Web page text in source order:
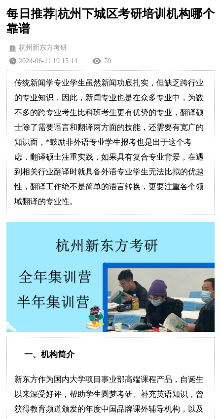
每日推荐|杭州下城区考研培训机构哪个
靠谱
杭州新东方考研
2024-06-11 19:15:14
70
传统新闻学专业学生虽然新闻功底扎实，但缺乏跨行业
的专业知识，因此，新闻专业也是在众多专业中，为数
不多的跨专业考生比科班考生更有优势的专业，翻译硕
士除了需要语言和翻译两方面的技能，还需要有宽广的
知识面，*鼓励非外语专业学生报考也是出于这个考
虑，翻译硕士注重实践，如果具有复合专业背景，在遇
到相关行业翻译时就具备外语专业学生无法比拟的优越
性，翻译工作绝不是简单的语言转换，更要注重各个领
域翻译的专业性。
一、机构简介
新东方作为国内大学项目事业部高端课程产品，自诞生
以来深受好评，帮助学生圆梦考研、补充英语知识，曾
获得教育频道颁发的年度中国品牌课外辅导机构，以及